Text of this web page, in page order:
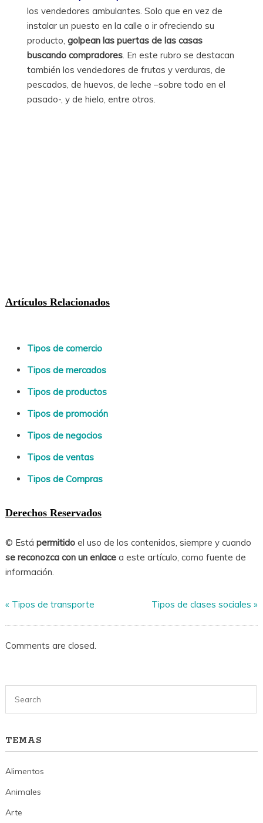
los vendedores ambulantes. Solo que en vez de
instalar un puesto en la calle o ir ofreciendo su
producto, golpean las puertas de las casas
buscando compradores . En este rubro se destacan
también los vendedores de frutas y verduras, de
pescados, de huevos, de leche –sobre todo en el
pasado-, y de hielo, entre otros.
Artículos Relacionados
Tipos de comercio
Tipos de mercados
Tipos de productos
Tipos de promoción
Tipos de negocios
Tipos de ventas
Tipos de Compras
Derechos Reservados
© Está permitidoel uso de los contenidos, siempre y cuando
se reconozca con un enlacea este artículo, como fuente de
información.
« Tipos de transporte Tipos de clases sociales »
Comments are closed.
TEMAS
Alimentos
Animales
Arte